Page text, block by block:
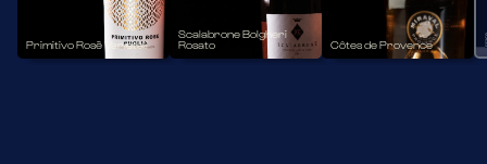
Primitivo Rosè Varietali
Scalabrone Bolgheri
Rosato
Côtes de Provence